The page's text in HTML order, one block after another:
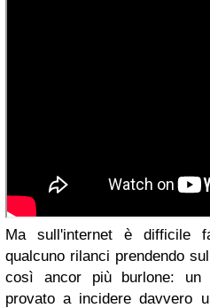
Ma sull'internet è difficile
qualcuno rilanci prendendo
così ancor più burlone: un
provato a incidere davvero